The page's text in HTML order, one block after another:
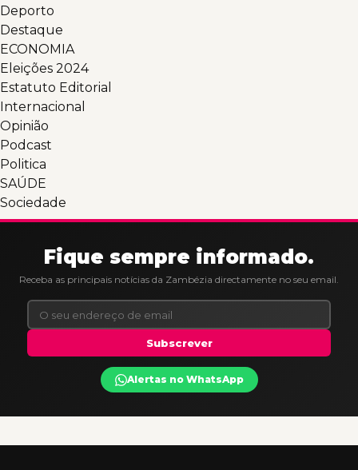
Deporto
Destaque
ECONOMIA
Eleições 2024
Estatuto Editorial
Internacional
Opinião
Podcast
Politica
SAÚDE
Sociedade
Fique sempre informado.
Receba as principais notícias da Zambézia directamente no seu email.
Subscrever
Alertas no WhatsApp